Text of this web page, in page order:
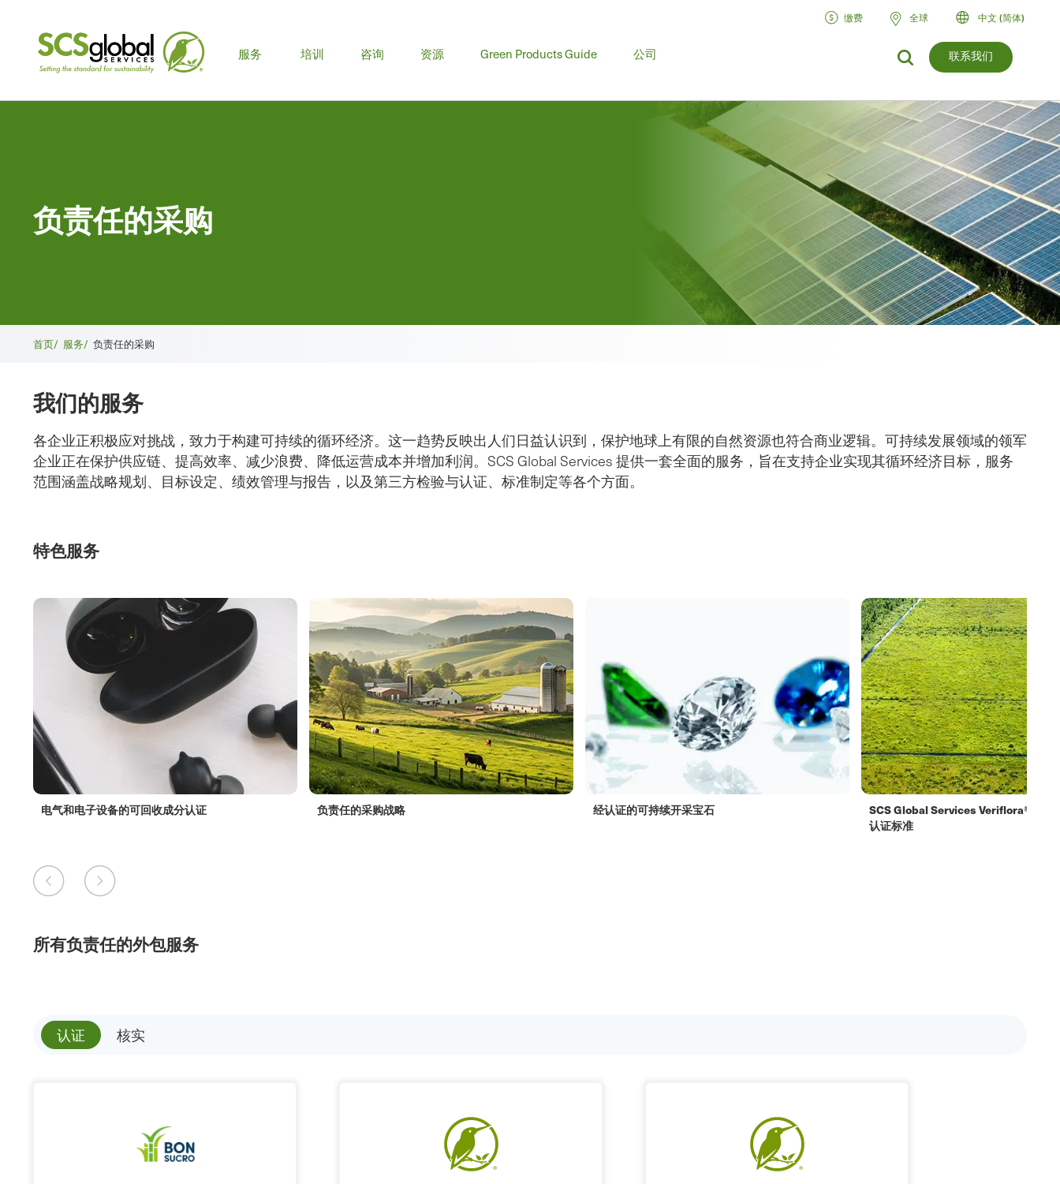
联系我们
服务
主培训 咨询 资源 Green Products Guide 公司
缴费 全球 中文 (简体)
负责任的采购
面
包
屑
首页/ 服务/ 负责任的采购
我们的服务
各企业正积极应对挑战，致力于构建可持续的循环经济。这一趋势反映出人们日益认识到，保护地球上有限的自然资源也符合商业逻辑。可持续发展领域的领军
企业正在保护供应链、提高效率、减少浪费、降低运营成本并增加利润。SCS Global Services 提供一套全面的服务，旨在支持企业实现其循环经济目标，服务
范围涵盖战略规划、目标设定、绩效管理与报告，以及第三方检验与认证、标准制定等各个方面。
特色服务
电气和电子设备的可回收成分认证 负责任的采购战略 经认证的可持续开采宝石
SCS Global Services Veriflora® 负责
认证标准
所有负责任的外包服务
认证 核实